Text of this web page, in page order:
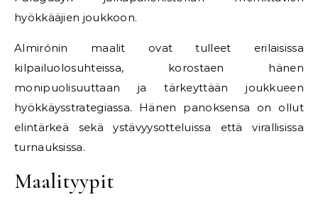
hyökkääjien joukkoon.
Almirónin maalit ovat tulleet erilaisissa
kilpailuolosuhteissa, korostaen hänen
monipuolisuuttaan ja tärkeyttään joukkueen
hyökkäysstrategiassa. Hänen panoksensa on ollut
elintärkeä sekä ystävyysotteluissa että virallisissa
turnauksissa.
Maalityypit